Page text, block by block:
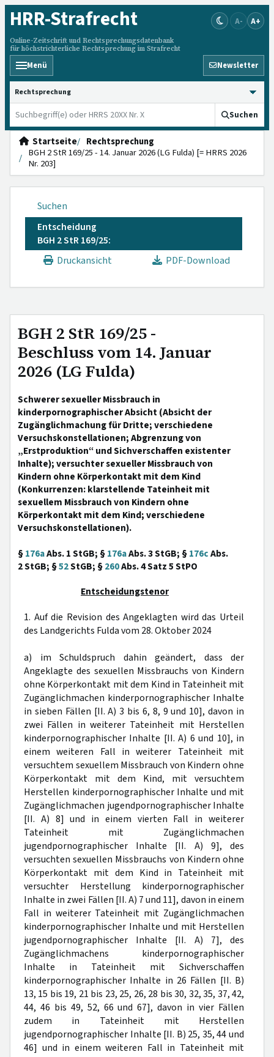
HRR-Strafrecht
Online-Zeitschrift und Rechtsprechungsdatenbank
für höchstrichterliche Rechtsprechung im Strafrecht
A- A+
Menü Newsletter
HRRS durchsuchen
Suchen
Startseite
Rechtsprechung
BGH 2 StR 169/25 - 14. Januar 2026 (LG Fulda) [= HRRS 2026
Nr. 203]
Suchen
Entscheidung
BGH 2 StR 169/25:
Druckansicht
PDF-Download
BGH 2 StR 169/25 -
Beschluss vom 14. Januar
2026 (LG Fulda)
Schwerer sexueller Missbrauch in
kinderpornographischer Absicht (Absicht der
Zugänglichmachung für Dritte; verschiedene
Versuchskonstellationen; Abgrenzung von
„Erstproduktion“ und Sichverschaffen existenter
Inhalte); versuchter sexueller Missbrauch von
Kindern ohne Körperkontakt mit dem Kind
(Konkurrenzen: klarstellende Tateinheit mit
sexuellem Missbrauch von Kindern ohne
Körperkontakt mit dem Kind; verschiedene
Versuchskonstellationen).
§176aAbs. 1 StGB; §176aAbs. 3 StGB; §176cAbs.
2 StGB; §52StGB; §260Abs. 4 Satz 5 StPO
Entscheidungstenor
1. Auf die Revision des Angeklagten wird das Urteil
des Landgerichts Fulda vom 28. Oktober 2024
a) im Schuldspruch dahin geändert, dass der
Angeklagte des sexuellen Missbrauchs von Kindern
ohne Körperkontakt mit dem Kind in Tateinheit mit
Zugänglichmachen kinderpornographischer Inhalte
in sieben Fällen [II. A) 3 bis 6, 8, 9 und 10], davon in
zwei Fällen in weiterer Tateinheit mit Herstellen
kinderpornographischer Inhalte [II. A) 6 und 10], in
einem weiteren Fall in weiterer Tateinheit mit
versuchtem sexuellem Missbrauch von Kindern ohne
Körperkontakt mit dem Kind, mit versuchtem
Herstellen kinderpornographischer Inhalte und mit
Zugänglichmachen jugendpornographischer Inhalte
[II. A) 8] und in einem vierten Fall in weiterer
Tateinheit mit Zugänglichmachen
jugendpornographischer Inhalte [II. A) 9], des
versuchten sexuellen Missbrauchs von Kindern ohne
Körperkontakt mit dem Kind in Tateinheit mit
versuchter Herstellung kinderpornographischer
Inhalte in zwei Fällen [II. A) 7 und 11], davon in einem
Fall in weiterer Tateinheit mit Zugänglichmachen
kinderpornographischer Inhalte und mit Herstellen
jugendpornographischer Inhalte [II. A) 7], des
Zugänglichmachens kinderpornographischer
Inhalte in Tateinheit mit Sichverschaffen
kinderpornographischer Inhalte in 26 Fällen [II. B)
13, 15 bis 19, 21 bis 23, 25, 26, 28 bis 30, 32, 35, 37, 42,
44, 46 bis 49, 52, 66 und 67], davon in vier Fällen
zudem in Tateinheit mit Herstellen
jugendpornographischer Inhalte [II. B) 25, 35, 44 und
46] und in einem weiteren Fall in Tateinheit mit